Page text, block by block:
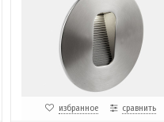
избранное сравнить